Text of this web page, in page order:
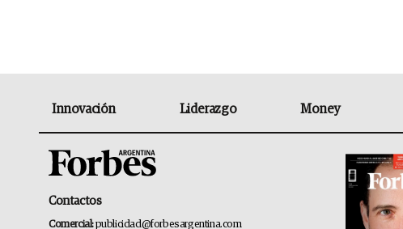
Innovación Liderazgo Money
Contactos
Comercial:publicidad@forbesargentina.com